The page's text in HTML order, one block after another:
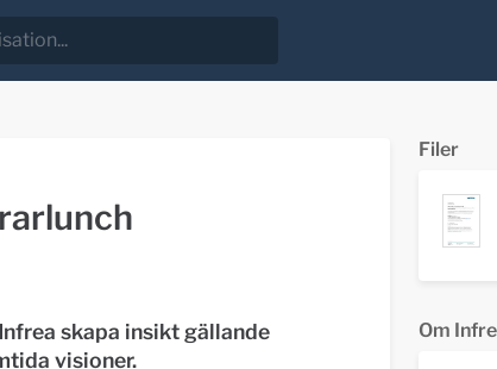
skapa insikt gällande
visioner.
Filer
Om